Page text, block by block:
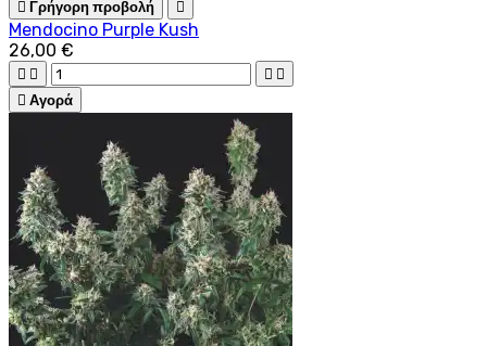
 Γρήγορη προβολή 
Mendocino Purple Kush
26,00 €
   
 Αγορά